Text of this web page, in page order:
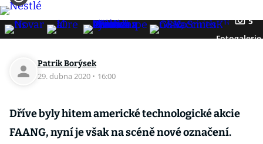
5
Fotogalerie
Patrik Borýsek
29. dubna 2020 · 16:00
Dříve byly hitem americké technologické akcie
FAANG, nyní je však na scéně nové označení.